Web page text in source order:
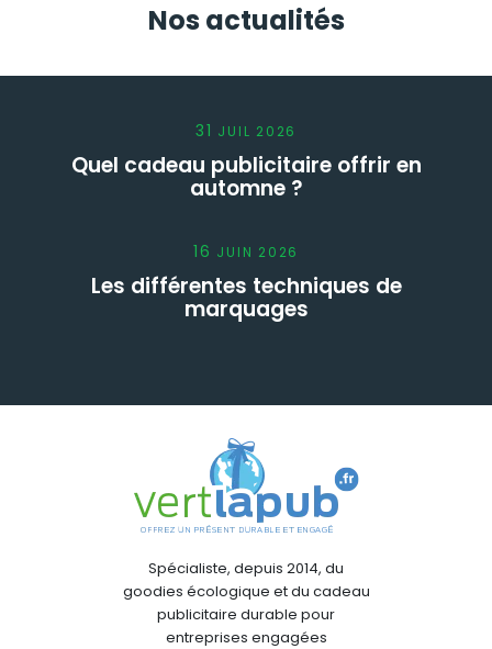
Nos actualités
31 JUIL 2026
Quel cadeau publicitaire offrir en
automne ?
16 JUIN 2026
Les différentes techniques de
marquages
Spécialiste, depuis 2014, du
goodies écologique et du cadeau
publicitaire durable pour
entreprises engagées